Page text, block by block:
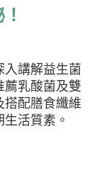
講解益生菌
乳酸菌及雙
搭配膳食纖維
活質素。